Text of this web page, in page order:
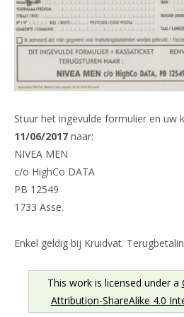
Stuur het ingevulde formulier en uw
11/06/2017 naar:
NIVEA MEN
c/o HighCo DATA
PB 12549
1733 Asse.
Enkel geldig bij Kruidvat.
This work is licensed under a
Attribution-ShareAlike 4.0